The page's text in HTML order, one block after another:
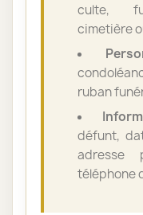
culte,
cimetière
ruban
défunt,
adresse
téléphone